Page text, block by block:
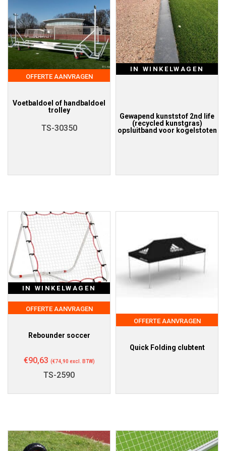
OFFERTE AANVRAGEN
Voetbaldoel of handbaldoel
trolley
TS-30350
IN WINKELWAGEN
Gewapend kunststof 2nd life
(recycled kunstgras)
opsluitband voor kogelstoten
IN WINKELWAGEN
OFFERTE AANVRAGEN
Rebounder soccer
€90,63 (€74,90 excl. BTW)
TS-2590
OFFERTE AANVRAGEN
Quick Folding clubtent